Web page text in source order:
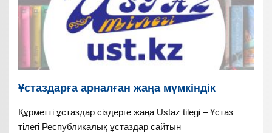
Ұстаздарға арналған жаңа мүмкіндік
Құрметті ұстаздар сіздерге жаңа Ustaz tilegi – Ұстаз
тілегі Республикалық ұстаздар сайтын